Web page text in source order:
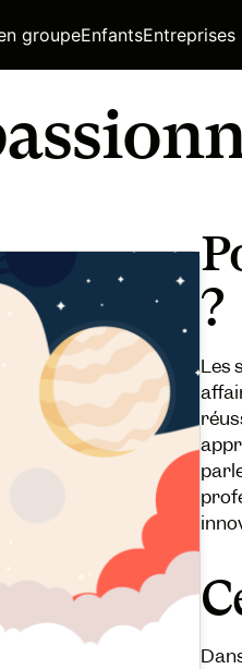
groupeEnfantsEntreprises
?
Les